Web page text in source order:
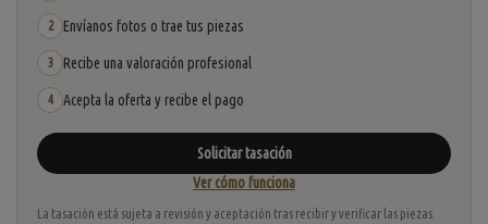
2 Envíanos fotos o trae tus piezas
3 Recibe una valoración profesional
4 Acepta la oferta y recibe el pago
Solicitar tasación
Ver cómo funciona
La tasación está sujeta a revisión y aceptación tras recibir y verificar las piezas.